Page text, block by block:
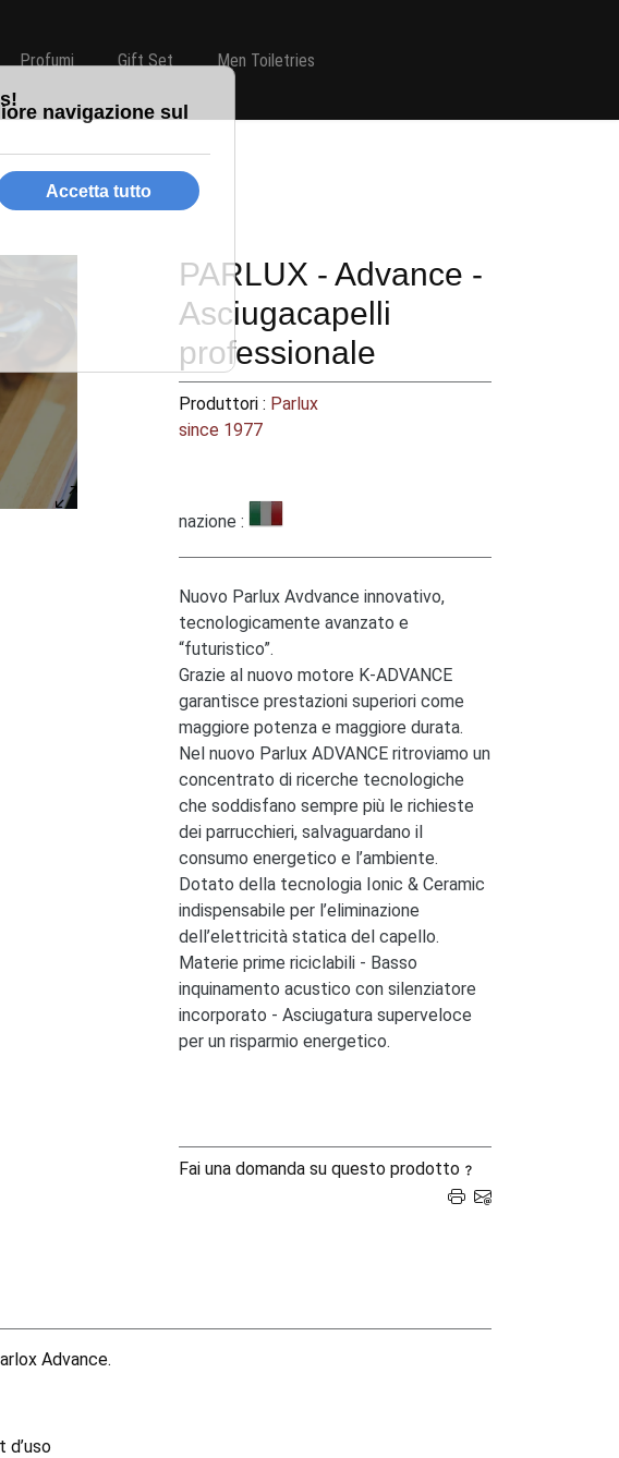
Profumi Gift Set Men Toiletries
PARLUX - Advance -
Asciugacapelli
professionale
Produttori : Parlux
since 1977
nazione :
Nuovo Parlux Avdvance innovativo,
tecnologicamente avanzato e
“futuristico”.
Grazie al nuovo motore K-ADVANCE
garantisce prestazioni superiori come
maggiore potenza e maggiore durata.
Nel nuovo Parlux ADVANCE ritroviamo un
concentrato di ricerche tecnologiche
che soddisfano sempre più le richieste
dei parrucchieri, salvaguardano il
consumo energetico e l’ambiente.
Dotato della tecnologia Ionic & Ceramic
indispensabile per l’eliminazione
dell’elettricità statica del capello.
Materie prime riciclabili - Basso
inquinamento acustico con silenziatore
incorporato - Asciugatura superveloce
per un risparmio energetico.
Fai una domanda su questo prodotto
Advance.
d’uso